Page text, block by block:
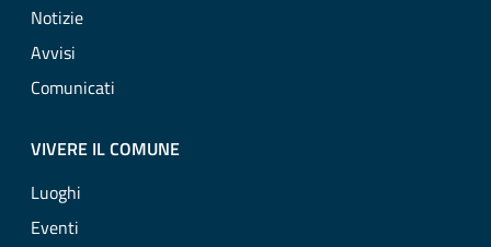
Notizie
Avvisi
Comunicati
VIVERE IL COMUNE
Luoghi
Eventi